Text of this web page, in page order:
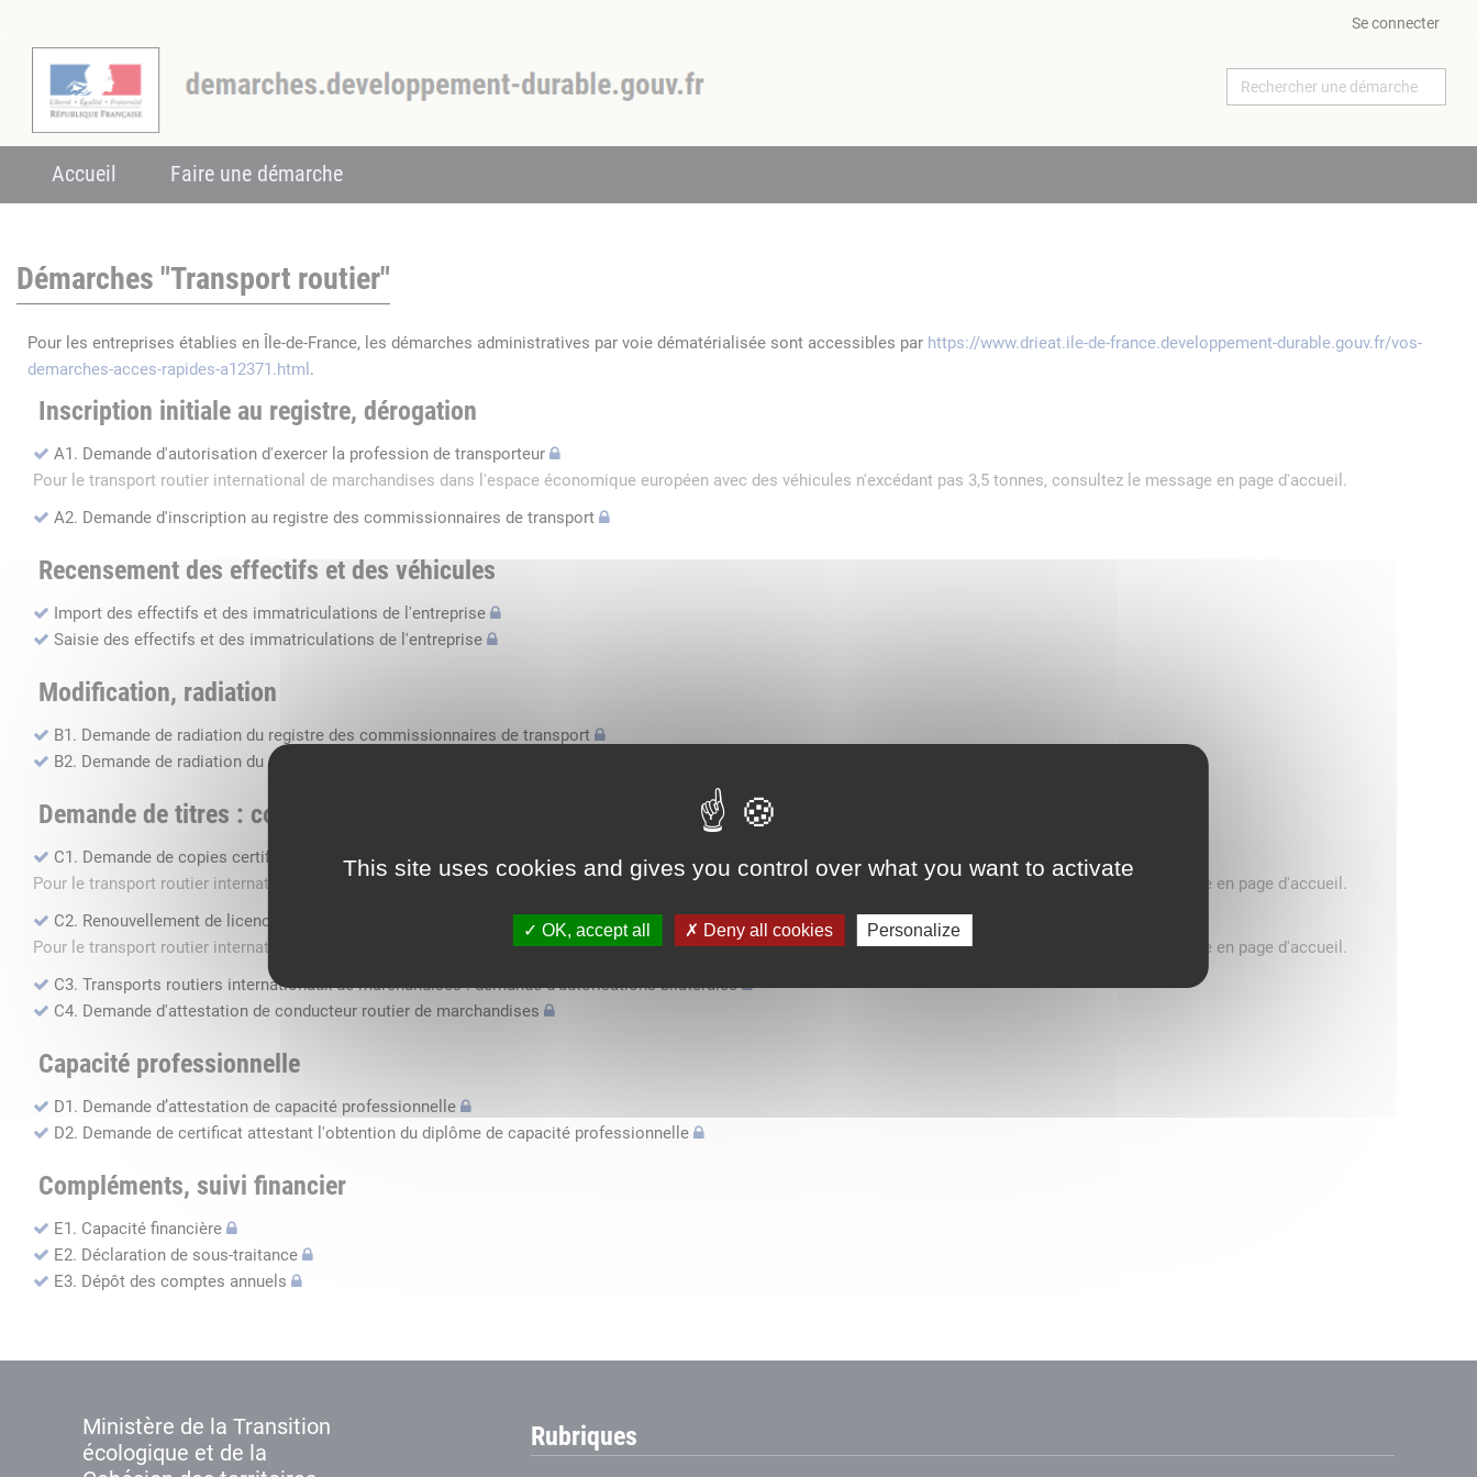
This site uses cookies and gives you control over what you want to activate
OK, accept all Deny all cookies Personalize
Se connecter
Accueil Faire une démarche
Démarches "Transport routier"
Pour les entreprises établies en Île-de-France, les démarches administratives par voie dématérialisée sont accessibles par https://www.drieat.ile-de-france.developpement-durable.gouv.fr/vos-
demarches-acces-rapides-a12371.html .
Inscription initiale au registre, dérogation
A1. Demande d'autorisation d'exercer la profession de transporteur
Pour le transport routier international de marchandises dans l'espace économique européen avec des véhicules n'excédant pas 3,5 tonnes, consultez le message en page d'accueil.
A2. Demande d'inscription au registre des commissionnaires de transport
Recensement des effectifs et des véhicules
Import des effectifs et des immatriculations de l'entreprise
Saisie des effectifs et des immatriculations de l'entreprise
Modification, radiation
B1. Demande de radiation du registre des commissionnaires de transport
B2. Demande de radiation du registre des transports routiers
Demande de titres : copie, renouvellement, bilatérale, attestation conducteurs...
C1. Demande de copies certifiées conformes
Pour le transport routier international de marchandises dans l'espace économique européen avec des véhicules n'excédant pas 3,5 tonnes, consultez le message en page d'accueil.
C2. Renouvellement de licence transport routier
Pour le transport routier international de marchandises dans l'espace économique européen avec des véhicules n'excédant pas 3,5 tonnes, consultez le message en page d'accueil.
C3. Transports routiers internationaux de marchandises : demande d’autorisations bilatérales
C4. Demande d'attestation de conducteur routier de marchandises
Capacité professionnelle
D1. Demande d’attestation de capacité professionnelle
D2. Demande de certificat attestant l'obtention du diplôme de capacité professionnelle
Compléments, suivi financier
E1. Capacité financière
E2. Déclaration de sous-traitance
E3. Dépôt des comptes annuels
Ministère de la Transition
écologique et de la
Rubriques